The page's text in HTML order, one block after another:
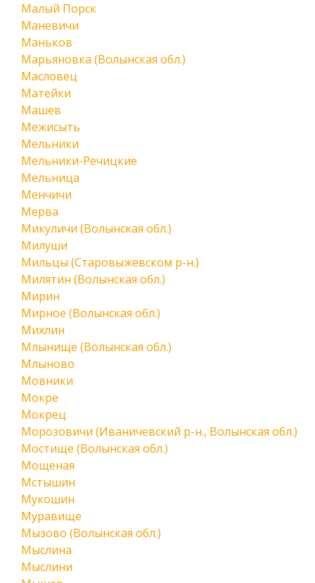
Малый Порск
Маневичи
Маньков
Марьяновка (Волынская обл.)
Масловец
Матейки
Машев
Межисыть
Мельники
Мельники-Речицкие
Мельница
Менчичи
Мерва
Микуличи (Волынская обл.)
Милуши
Мильцы (Старовыжевском р-н.)
Милятин (Волынская обл.)
Мирин
Мирное (Волынская обл.)
Михлин
Млынище (Волынская обл.)
Млыново
Мовники
Мокре
Мокрец
Морозовичи (Иваничевский р-н., Волынская обл.)
Мостище (Волынская обл.)
Мощеная
Мстышин
Мукошин
Муравище
Мызово (Волынская обл.)
Мыслина
Мыслини